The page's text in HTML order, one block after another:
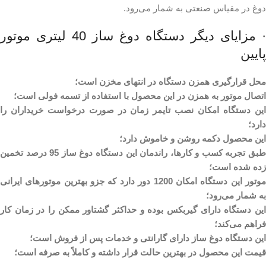
دوغ در مقیاس صنعتی به شمار می‌رود.
· مزایای دیگر دستگاه دوغ ساز 40 لیتری موتور
پایین
محل قرارگیری همزن دستگاه در انتهای مخزن است؛
اتصال موتور به همزن در این محصول با استفاده از تسمه فولی است؛
این دستگاه امکان نصب تایمر زمان در صورت درخواست خریداران را
دارد؛
این محصول دکمه روشن و خاموش دارد؛
طبق تجربه کسب و کارها، راندمان این دستگاه دوغ ساز 95 درصد تخمین
زده شده است؛
موتور این دستگاه امکان 1200 دور دارد که جزو بهترین موتورهای ایرانی
به شمار می‌رود؛
این دستگاه دارای گیربکس بوده و حداکثر گشتاور ممکن را در زمان کار
فراهم می‌کند؛
این دستگاه دوغ ساز دارای گارانتی و خدمات پس از فروش است؛
قیمت این محصول در بهترین حالت قرار داشته و کاملاً به صرفه است؛